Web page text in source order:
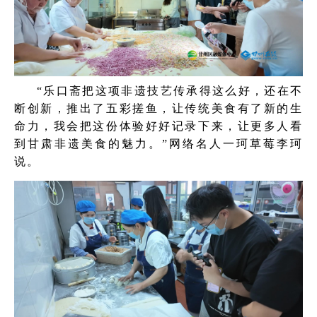
“乐口斋把这项非遗技艺传承得这么好，还在不
断创新，推出了五彩搓鱼，让传统美食有了新的生
命力，我会把这份体验好好记录下来，让更多人看
到甘肃非遗美食的魅力。” 网络名人一珂草莓李珂
说。